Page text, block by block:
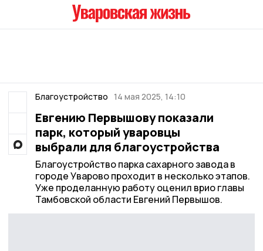
Благоустройство 14 мая 2025, 14:10
Евгению Первышову показали
парк, который уваровцы
выбрали для благоустройства
Благоустройство парка сахарного завода в
городе Уварово проходит в несколько этапов.
Уже проделанную работу оценил врио главы
Тамбовской области Евгений Первышов.